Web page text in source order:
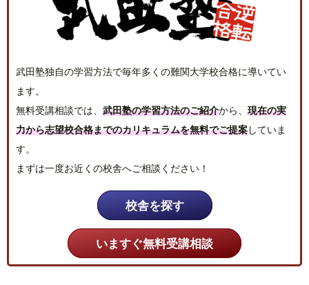
武田塾独自の学習方法で毎年多くの難関大学校合格に導いてい
ます。
無料受講相談では、 武田塾の学習方法のご紹介から、 現在の実
力から志望校合格までのカリキュラムを無料でご提案していま
す。
まずは一度お近くの校舎へご相談ください！
校舎を探す
いますぐ無料受講相談